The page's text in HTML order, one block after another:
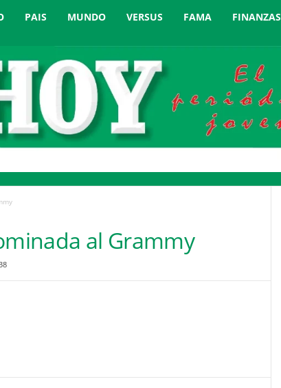
PAIS MUNDO VERSUS FAMA FINANZAS
al Grammy